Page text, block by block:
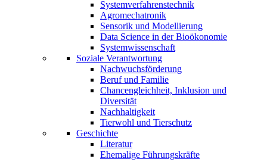
Systemverfahrenstechnik
Agromechatronik
Sensorik und Modellierung
Data Science in der Bioökonomie
Systemwissenschaft
Soziale Verantwortung
Nachwuchsförderung
Beruf und Familie
Chancengleichheit, Inklusion und
Diversität
Nachhaltigkeit
Tierwohl und Tierschutz
Geschichte
Literatur
Ehemalige Führungskräfte